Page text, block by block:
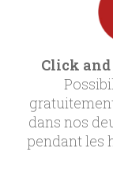
Click
dans nos
pendant les